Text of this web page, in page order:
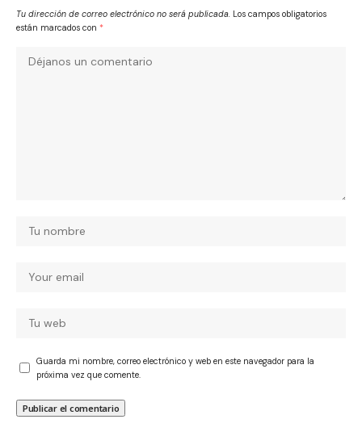
Tu dirección de correo electrónico no será publicada. Los campos obligatorios
están marcados con *
Guarda mi nombre, correo electrónico y web en este navegador para la
próxima vez que comente.